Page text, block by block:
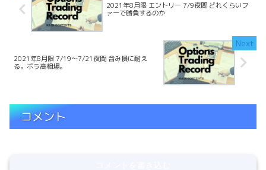
2021年8月限 エントリー 7/9夜間 どれくらいフ
ァーで勝負するのか
2021年8月限 7/19～7/21夜間 含み損に耐え
る。ボラ高相場。
コメント